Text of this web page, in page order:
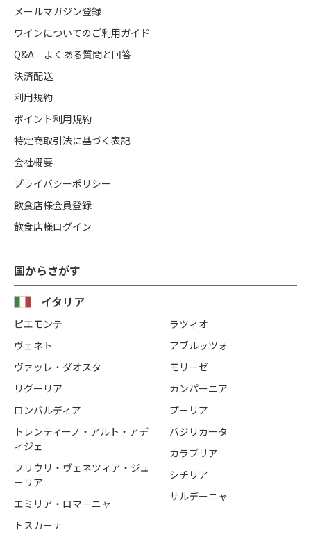
国からさがす
イタリア
ピエモンテ
ヴェネト
ヴァッレ・ダオスタ
リグーリア
ロンバルディア
トレンティーノ・アルト・アデ
ィジェ
フリウリ・ヴェネツィア・ジュ
ーリア
エミリア・ロマーニャ
トスカーナ
ラツィオ
アブルッツォ
モリーゼ
カンパーニア
プーリア
バジリカータ
カラブリア
シチリア
サルデーニャ
メールマガジン登録
ワインについてのご利用ガイド
Q&A よくある質問と回答
決済配送
利用規約
ポイント利用規約
特定商取引法に基づく表記
会社概要
プライバシーポリシー
飲食店様会員登録
飲食店様ログイン